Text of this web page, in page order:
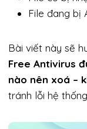
File đang bị
Bài viết này sẽ
Free Antivirus
nào nên xoá –
tránh lỗi hệ